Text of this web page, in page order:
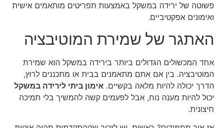
פשוטה של ירידה במשקל באמצעות תפריטים מותאמים אישית
ואימונים אפקטיביים.
האתגר של שמירת המוטיבציה
אחד המכשולים הגדולים ביותר בירידה במשקל הוא שמירת
המוטיבציה. בין אם אתם מתאמנים בבית או מתכננים לרוץ,
הדרך יכולה להיות מלאה בקשיים. אימון ביתי לירידה במשקל
יכול להיות מענה נוח, אבל לפעמים קשה להמשיך בלי תמיכה
חיצונית.